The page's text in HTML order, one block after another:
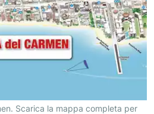
Scarica la mappa completa per